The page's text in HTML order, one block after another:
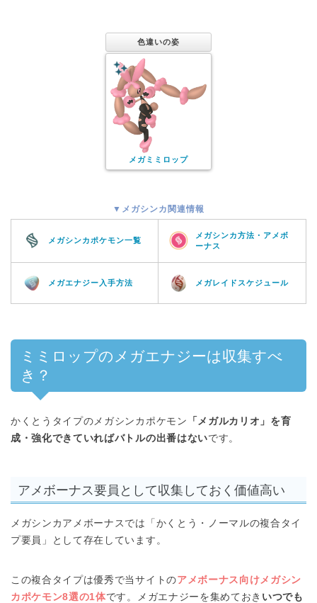
色違いの姿
メガミミロップ
▼メガシンカ関連情報
メガシンカポケモン一覧
メガシンカ方法・アメボ
ーナス
メガエナジー入手方法 メガレイドスケジュール
ミミロップのメガエナジーは収集すべ
き？
かくとうタイプのメガシンカポケモン
「メガルカリオ」を育
成・強化できていればバトルの出番はないです。
アメボーナス要員として収集しておく価値高い
メガシンカアメボーナスでは「かくとう・ノーマルの複合タイ
プ要員」として存在しています。
この複合タイプは優秀で当サイトのアメボーナス向けメガシン
カポケモン8選の1体です。メガエナジーを集めておき いつでも